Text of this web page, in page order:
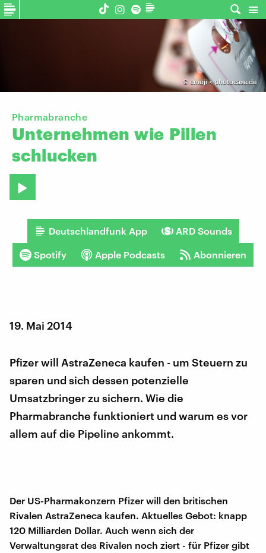
© emoji < photocase.de
Pharmabranche
Unternehmen wie Pillen
schlucken
Deutschlandfunk App ARD Sounds
Spotify Apple Podcasts Abonnieren
19. Mai 2014
Pfizer will AstraZeneca kaufen - um Steuern zu
sparen und sich dessen potenzielle
Umsatzbringer zu sichern. Wie die
Pharmabranche funktioniert und warum es vor
allem auf die Pipeline ankommt.
Der US-Pharmakonzern Pfizer will den britischen
Rivalen AstraZeneca kaufen. Aktuelles Gebot: knapp
120 Milliarden Dollar. Auch wenn sich der
Verwaltungsrat des Rivalen noch ziert - für Pfizer gibt